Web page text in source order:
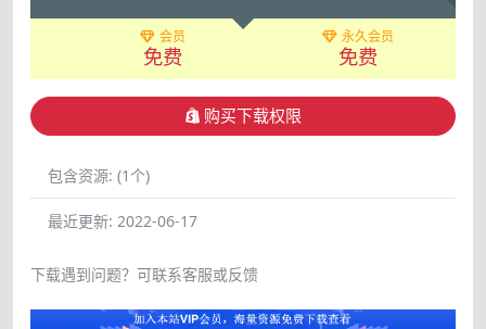
会员
免费
永久会员
免费
购买下载权限
包含资源: (1个)
最近更新: 2022-06-17
下载遇到问题？可联系客服或反馈